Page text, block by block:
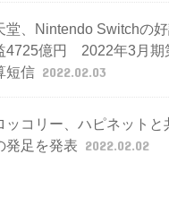
堂、Nintendo Switchの
4725億円 2022年3月期
短信 2022.02.03
ッコリー、ハピネットと
発足を発表 2022.02.02